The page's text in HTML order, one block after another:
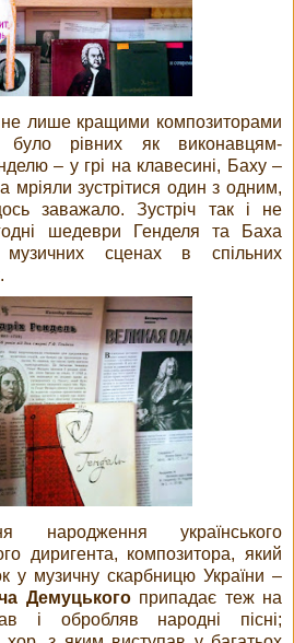
лише кращими композиторами
рівних як виконавцям-
– у грі на клавесині, Баху –
мріяли зустрітися один з одним,
заважало. Зустріч так і не
шедеври Генделя та Баха
сценах в спільних
народження українського
диригента, композитора, який
у музичну скарбницю України –
Демуцькогоприпадає теж на
і обробляв народні пісні;